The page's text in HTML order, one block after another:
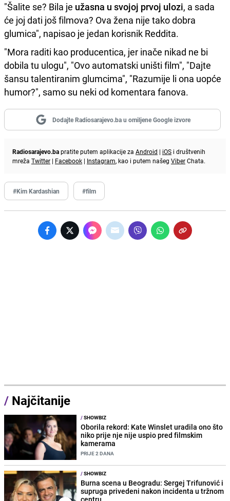
"Šalite se? Bila je užasna u svojoj prvoj ulozi, a sada
će joj dati još filmova? Ova žena nije tako dobra
glumica", napisao je jedan korisnik Reddita.
"Mora raditi kao producentica, jer inače nikad ne bi
dobila tu ulogu", "Ovo automatski uništi film", "Dajte
šansu talentiranim glumcima", "Razumije li ona uopće
humor?", samo su neki od komentara fanova.
Dodajte Radiosarajevo.ba u omiljene Google izvore
Radiosarajevo.bapratite putem aplikacije za Android | iOS i društvenih
mreža Twitter | Facebook | Instagram, kao i putem našeg ViberChata.
#Kim Kardashian #film
/ Najčitanije
/SHOWBIZ
Oborila rekord: Kate Winslet uradila ono što
niko prije nje nije uspio pred filmskim
kamerama
PRIJE 2 DANA
/SHOWBIZ
Burna scena u Beogradu: Sergej Trifunović i
supruga privedeni nakon incidenta u tržnom
centru